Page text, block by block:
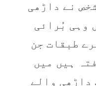
نے داڑھی
وہی بُرائی
طبقات جن
ہيں ميں
داڑھی والے